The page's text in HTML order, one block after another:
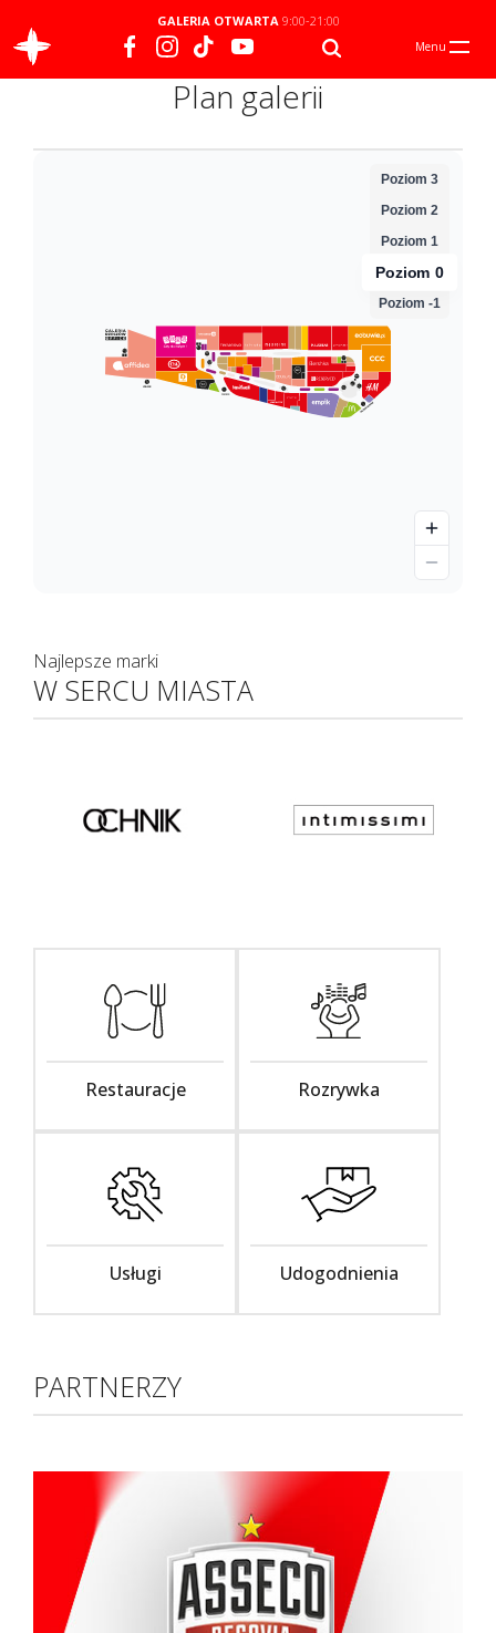
GALERIA OTWARTA9:00-21:00
Menu
Plan galerii
Najlepsze marki
W SERCU MIASTA
Restauracje Rozrywka
Usługi Udogodnienia
PARTNERZY